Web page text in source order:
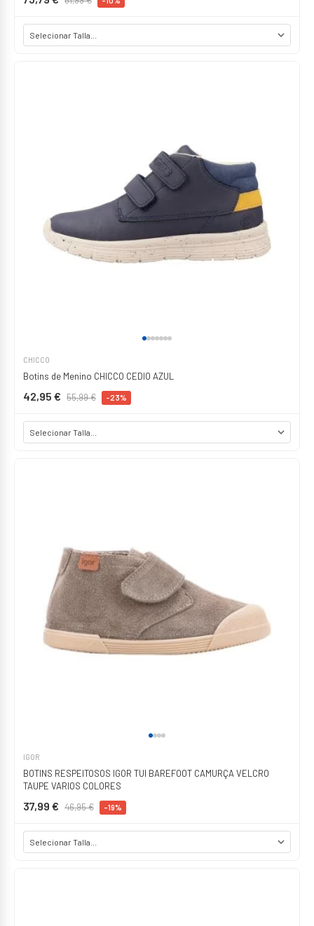
CHICCO
Botins de Menino CHICCO CEDIO AZUL
42,95 € 55,99 € -23%
IGOR
BOTINS RESPEITOSOS IGOR TUI BAREFOOT CAMURÇA VELCRO
TAUPE VARIOS COLORES
37,99 € 46,95 € -19%